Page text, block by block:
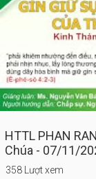
HTTL PHAN
Chúa - 07/11/
358 Lượt xem